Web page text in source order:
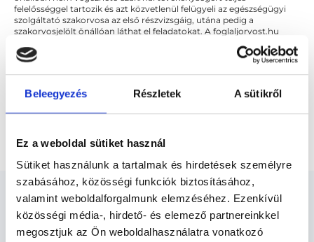
Beleegyezés Részletek A sütikről
Ez a weboldal sütiket használ
Sütiket használunk a tartalmak és hirdetések személyre
szabásához, közösségi funkciók biztosításához,
valamint weboldalforgalmunk elemzéséhez. Ezenkívül
közösségi média-, hirdető- és elemező partnereinkkel
megosztjuk az Ön weboldalhasználatra vonatkozó
felelősséggel tartozik és azt közvetlenül felügyeli az egészségügyi
szolgáltató szakorvosa az első részvizsgáig, utána pedig a
szakorvosjelölt önállóan láthat el feladatokat. A foglaljorvost.hu
és szakorvosjelölt esetén.
Főoldal Akupunktőr Budapest, XVIII. kerület